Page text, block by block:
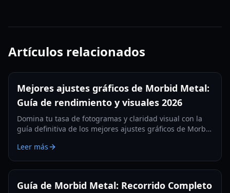
Artículos relacionados
Mejores ajustes gráficos de Morbid Metal:
Guía de rendimiento y visuales 2026
Domina tu tasa de fotogramas y claridad visual con la
guía definitiva de los mejores ajustes gráficos de Morbid
versiones del juego.
Leer más
Guía de Morbid Metal: Recorrido Completo